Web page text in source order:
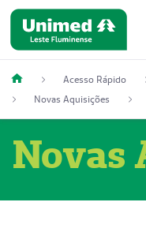
Acesso Rápido
Novas Aquisições
Novas